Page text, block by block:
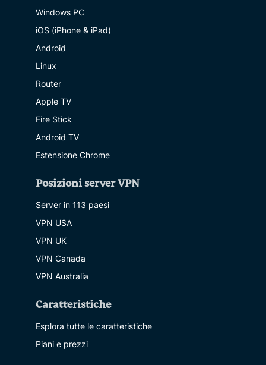
Windows PC
iOS (iPhone & iPad)
Android
Linux
Router
Apple TV
Fire Stick
Android TV
Estensione Chrome
Posizioni server VPN
Server in 113 paesi
VPN USA
VPN UK
VPN Canada
VPN Australia
Caratteristiche
Esplora tutte le caratteristiche
Piani e prezzi